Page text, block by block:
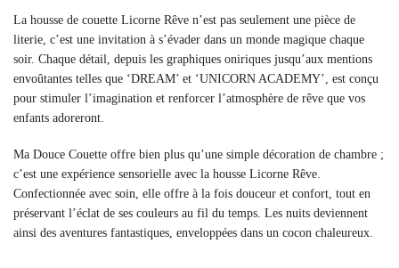
La housse de couette Licorne Rêve n’est pas seulement une pièce de
literie, c’est une invitation à s’évader dans un monde magique chaque
soir. Chaque détail, depuis les graphiques oniriques jusqu’aux mentions
envoûtantes telles que ‘DREAM’ et ‘UNICORN ACADEMY’, est conçu
pour stimuler l’imagination et renforcer l’atmosphère de rêve que vos
enfants adoreront.
Ma Douce Couette offre bien plus qu’une simple décoration de chambre ;
c’est une expérience sensorielle avec la housse Licorne Rêve.
Confectionnée avec soin, elle offre à la fois douceur et confort, tout en
préservant l’éclat de ses couleurs au fil du temps. Les nuits deviennent
ainsi des aventures fantastiques, enveloppées dans un cocon chaleureux.